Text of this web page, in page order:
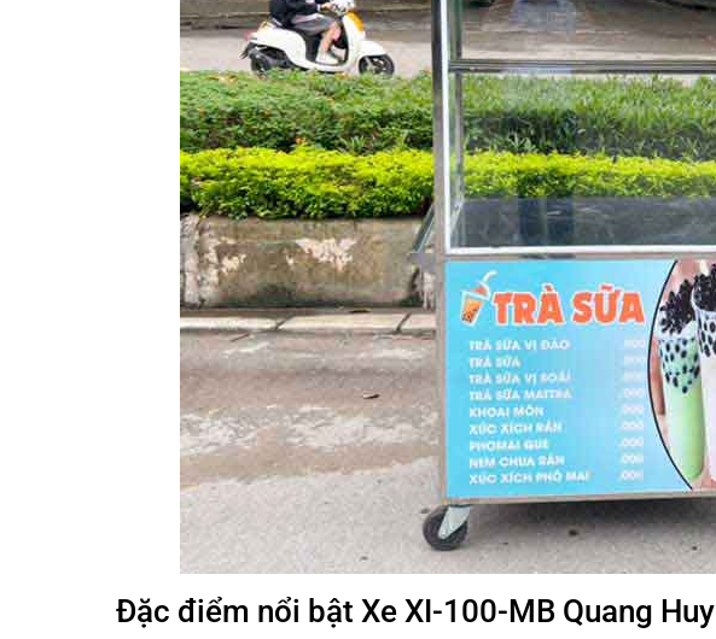
Đặc điểm nổi bật Xe XI-100-MB Quang Huy